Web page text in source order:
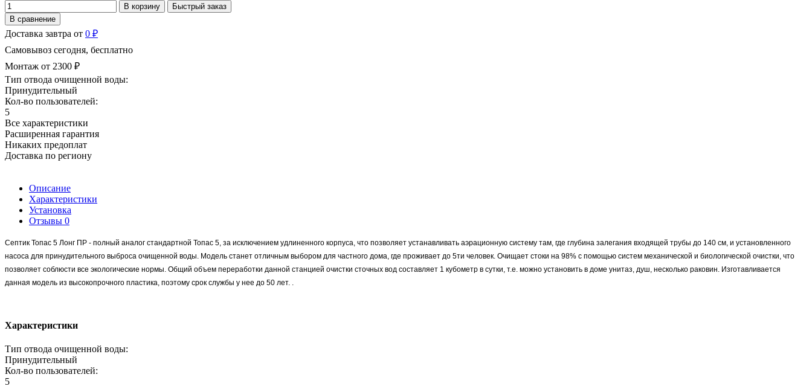
В корзину
Быстрый заказ
В сравнение
Доставка завтра от 0 ₽
Самовывоз сегодня, бесплатно
Монтаж от 2300 ₽
Тип отвода очищенной воды:
Принудительный
Кол-во пользователей:
5
Все характеристики
Расширенная гарантия
Никаких предоплат
Доставка по региону
Описание
Характеристики
Установка
Отзывы 0
Септик Топас 5 Лонг ПР - полный аналог стандартной Топас 5, за исключением удлиненного корпуса, что позволяет устанавливать аэрационную систему там, где глубина залегания входящей трубы до 140 см, и установленного
насоса для принудительного выброса очищенной воды. Модель станет отличным выбором для частного дома, где проживает до 5ти человек. Очищает стоки на 98% с помощью систем механической и биологической очистки, что
позволяет соблюсти все экологические нормы. Общий объем переработки данной станцией очистки сточных вод составляет 1 кубометр в сутки, т.е. можно установить в доме унитаз, душ, несколько раковин. Изготавливается
данная модель из высокопрочного пластика, поэтому срок службы у нее до 50 лет. .
Характеристики
Тип отвода очищенной воды:
Принудительный
Кол-во пользователей:
5